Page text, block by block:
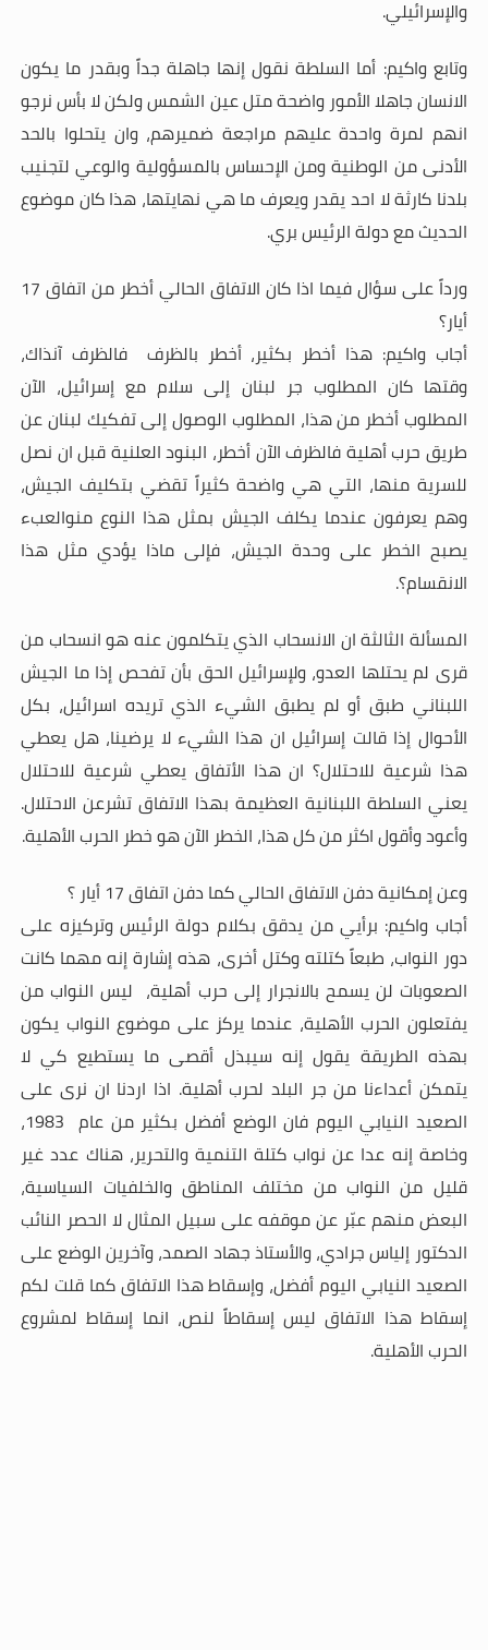
والإسرائيلي.
وتابع واكيم: أما السلطة نقول إنها جاهلة جداً وبقدر ما يكون
الانسان جاهلا الأمور واضحة متل عين الشمس ولكن لا بأس نرجو
انهم لمرة واحدة عليهم مراجعة ضميرهم، وان يتحلوا بالحد
الأدنى من الوطنية ومن الإحساس بالمسؤولية والوعي لتجنيب
بلدنا كارثة لا احد يقدر ويعرف ما هي نهايتها، هذا كان موضوع
الحديث مع دولة الرئيس بري.
ورداً على سؤال فيما اذا كان الاتفاق الحالي أخطر من اتفاق 17
أيار؟
أجاب واكيم: هذا أخطر بكثير، أخطر بالظرف فالظرف آنذاك،
وقتها كان المطلوب جر لبنان إلى سلام مع إسرائيل، الآن
المطلوب أخطر من هذا، المطلوب الوصول إلى تفكيك لبنان عن
طريق حرب أهلية فالظرف الآن أخطر، البنود العلنية قبل ان نصل
للسرية منها، التي هي واضحة كثيراً تقضي بتكليف الجيش،
وهم يعرفون عندما يكلف الجيش بمثل هذا النوع منوالعبء
يصبح الخطر على وحدة الجيش، فإلى ماذا يؤدي مثل هذا
الانقسام؟.
المسألة الثالثة ان الانسحاب الذي يتكلمون عنه هو انسحاب من
قرى لم يحتلها العدو، ولإسرائيل الحق بأن تفحص إذا ما الجيش
اللبناني طبق أو لم يطبق الشيء الذي تريده اسرائيل، بكل
الأحوال إذا قالت إسرائيل ان هذا الشيء لا يرضينا، هل يعطي
هذا شرعية للاحتلال؟ ان هذا الأتفاق يعطي شرعية للاحتلال
يعني السلطة اللبنانية العظيمة بهذا الاتفاق تشرعن الاحتلال.
وأعود وأقول اكثر من كل هذا، الخطر الآن هو خطر الحرب الأهلية.
وعن إمكانية دفن الاتفاق الحالي كما دفن اتفاق 17 أيار ؟
أجاب واكيم: برأيي من يدقق بكلام دولة الرئيس وتركيزه على
دور النواب، طبعاً كتلته وكتل أخرى، هذه إشارة إنه مهما كانت
الصعوبات لن يسمح بالانجرار إلى حرب أهلية، ليس النواب من
يفتعلون الحرب الأهلية، عندما يركز على موضوع النواب يكون
بهذه الطريقة يقول إنه سيبذل أقصى ما يستطيع كي لا
يتمكن أعداءنا من جر البلد لحرب أهلية. اذا اردنا ان نرى على
الصعيد النيابي اليوم فان الوضع أفضل بكثير من عام 1983،
وخاصة إنه عدا عن نواب كتلة التنمية والتحرير، هناك عدد غير
قليل من النواب من مختلف المناطق والخلفيات السياسية،
البعض منهم عبّر عن موقفه على سبيل المثال لا الحصر النائب
الدكتور إلياس جرادي، والأستاذ جهاد الصمد، وآخرين الوضع على
الصعيد النيابي اليوم أفضل، وإسقاط هذا الاتفاق كما قلت لكم
إسقاط هذا الاتفاق ليس إسقاطاً لنص، انما إسقاط لمشروع
الحرب الأهلية.